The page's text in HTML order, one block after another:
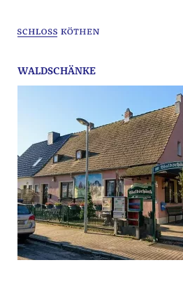
WALDSCHÄNKE